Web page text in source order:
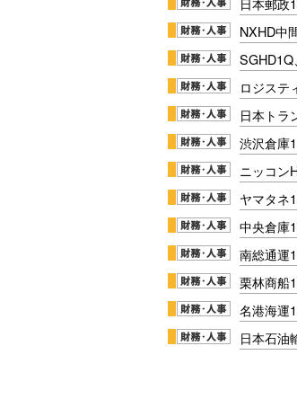
NXHD中
ロジステ
日本トラ
渋沢倉庫
ニッコン
ヤマタネ
中央倉庫
南総通運
栗林商船
名港海運
日本石油